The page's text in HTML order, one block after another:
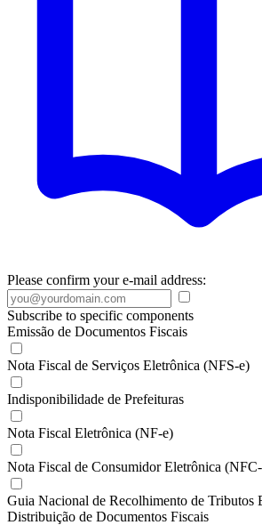
Please confirm your e-mail address:
Subscribe to specific components
Emissão de Documentos Fiscais
Nota Fiscal de Serviços Eletrônica (NFS-e)
Indisponibilidade de Prefeituras
Nota Fiscal Eletrônica (NF-e)
Nota Fiscal de Consumidor Eletrônica
Guia Nacional de Recolhimento de Tributos
Distribuição de Documentos Fiscais